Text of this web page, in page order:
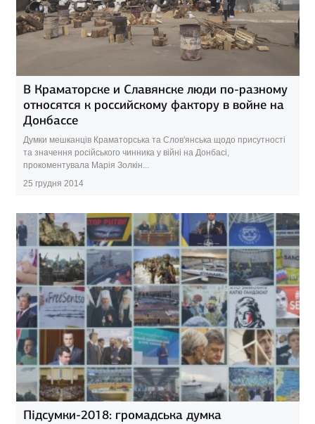
В Краматорске и Славянске люди по-разному
относятся к российскому фактору в войне на
Донбассе
Думки мешканців Краматорська та Слов'янська щодо присутності
та значення російського чинника у війні на Донбасі,
прокоментувала Марія Золкін...
25 грудня 2014
Підсумки-2018: громадська думка